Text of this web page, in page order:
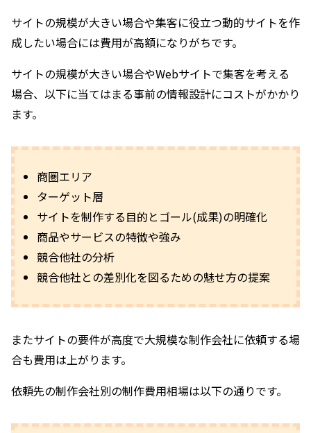
サイトの規模が大きい場合や集客に役立つ動的サイトを作
成したい場合には費用が高額になりがちです。
サイトの規模が大きい場合やWebサイトで集客を考える
場合、以下に当てはまる事前の情報設計にコストがかかり
ます。
商圏エリア
ターゲット層
サイトを制作する目的とゴール(成果)の明確化
商品やサービスの特徴や強み
競合他社の分析
競合他社との差別化を図るための魅せ方の提案
またサイトの要件が高度で大規模な制作会社に依頼する場
合も費用は上がります。
依頼先の制作会社別の制作費用相場は以下の通りです。